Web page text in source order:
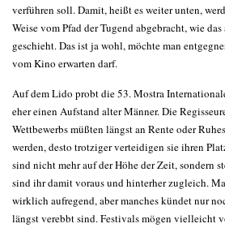
verführen soll. Damit, heißt es weiter unten,
Weise vom Pfad der Tugend abgebracht, wie
geschieht. Das ist ja wohl, möchte man
vom Kino erwarten darf.
Auf dem Lido probt die 53. Mostra
eher einen Aufstand alter Männer. Die
Wettbewerbs müßten längst an Rente oder
werden, desto trotziger verteidigen sie ihren
sind nicht mehr auf der Höhe der Zeit, sondern
sind ihr damit voraus und hinterher zugleich.
wirklich aufregend, aber manches kündet nur
längst verebbt sind. Festivals mögen vielleicht